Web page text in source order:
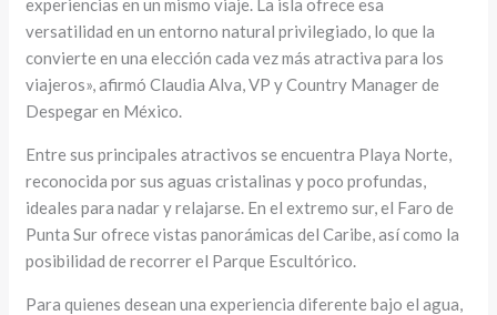
experiencias en un mismo viaje. La isla ofrece esa
versatilidad en un entorno natural privilegiado, lo que la
convierte en una elección cada vez más atractiva para los
viajeros», afirmó Claudia Alva, VP y Country Manager de
Despegar en México.
Entre sus principales atractivos se encuentra Playa Norte,
reconocida por sus aguas cristalinas y poco profundas,
ideales para nadar y relajarse. En el extremo sur, el Faro de
Punta Sur ofrece vistas panorámicas del Caribe, así como la
posibilidad de recorrer el Parque Escultórico.
Para quienes desean una experiencia diferente bajo el agua,